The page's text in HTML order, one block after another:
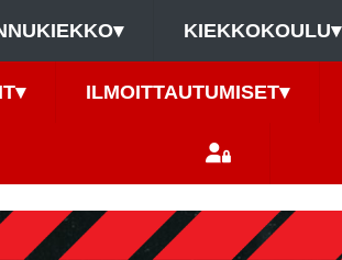
▾ KIEKKOKOULU▾
▾ ILMOITTAUTUMISET▾